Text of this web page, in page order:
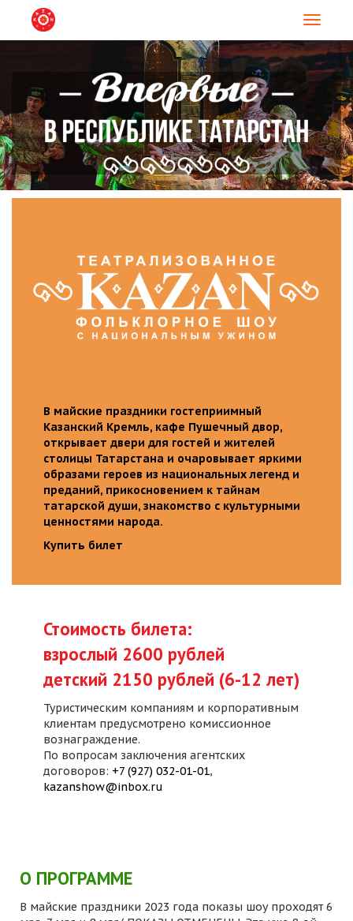
В майские праздники гостеприимный
Казанский Кремль, кафе Пушечный двор,
открывает двери для гостей и жителей
столицы Татарстана и очаровывает яркими
образами героев из национальных легенд и
преданий, прикосновением к тайнам
татарской души, знакомство с культурными
ценностями народа.
Купить билет
Стоимость билета:
взрослый 2600 рублей
детский 2150 рублей (6-12 лет)
Туристическим компаниям и корпоративным
клиентам предусмотрено комиссионное
вознаграждение.
По вопросам заключения агентских
договоров: +7 (927) 032-01-01,
kazanshow@inbox.ru
О ПРОГРАММЕ
В майские праздники 2023 года показы шоу проходят 6